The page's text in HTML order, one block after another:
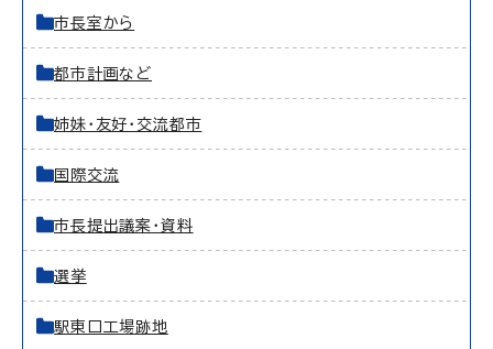
市長室から
都市計画など
姉妹・友好・交流都市
国際交流
市長提出議案・資料
選挙
駅東口工場跡地